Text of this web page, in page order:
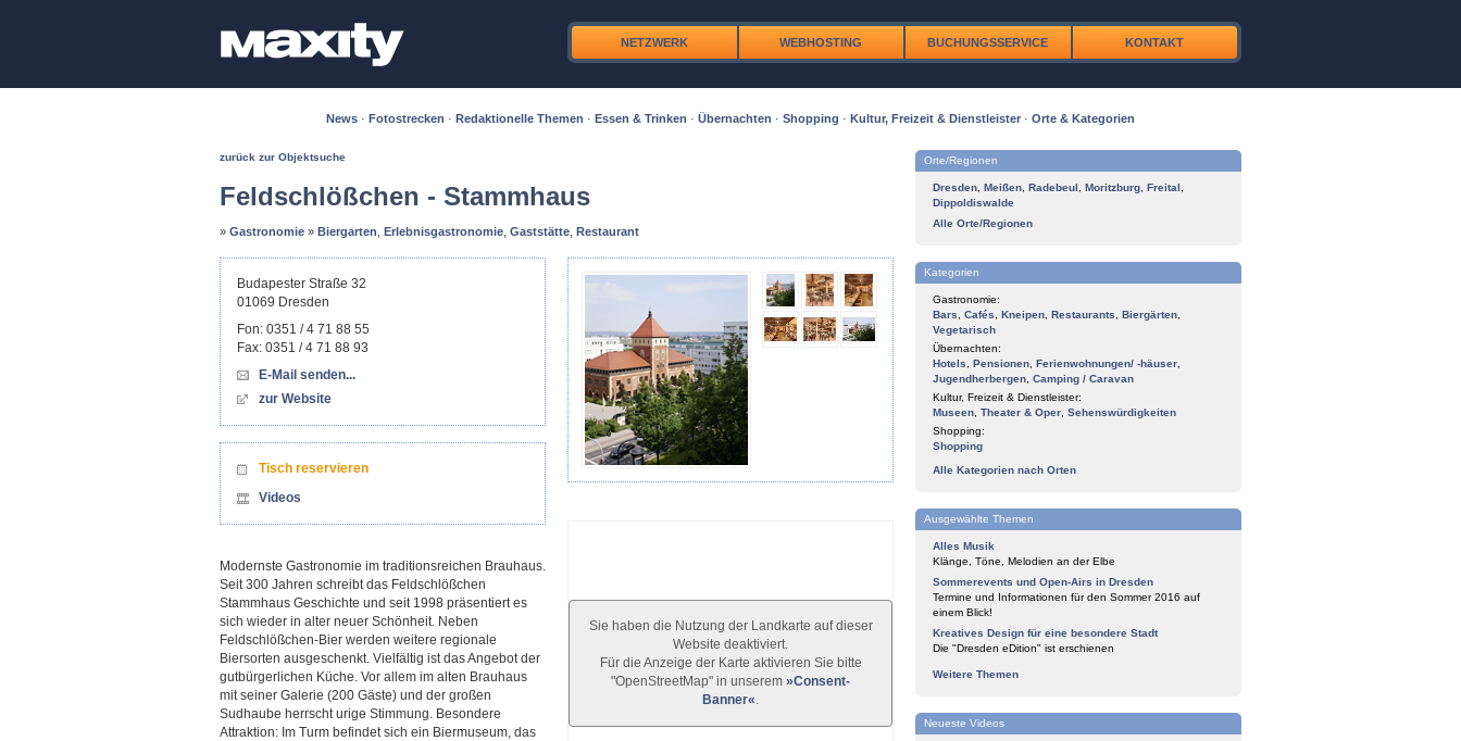
NETZWERK WEBHOSTING BUCHUNGSSERVICE KONTAKT
News · Fotostrecken · Redaktionelle Themen · Essen & Trinken · Übernachten · Shopping · Kultur, Freizeit & Dienstleister · Orte & Kategorien
zurück zur Objektsuche
Feldschlößchen - Stammhaus
» Gastronomie » Biergarten Erlebnisgastronomie Gaststätte Restaurant
Sie haben die Nutzung der Landkarte auf dieser
Website deaktiviert.
Für die Anzeige der Karte aktivieren Sie bitte
"OpenStreetMap" in unserem »Consent-
Banner«
Budapester Straße 32
01069 Dresden
Fon: 0351 / 4 71 88 55
Fax: 0351 / 4 71 88 93
E-Mail senden...
zur Website
Tisch reservieren
Videos
Modernste Gastronomie im traditionsreichen Brauhaus.
Seit 300 Jahren schreibt das Feldschlößchen
Stammhaus Geschichte und seit 1998 präsentiert es
sich wieder in alter neuer Schönheit. Neben
Feldschlößchen-Bier werden weitere regionale
Biersorten ausgeschenkt. Vielfältig ist das Angebot der
gutbürgerlichen Küche. Vor allem im alten Brauhaus
mit seiner Galerie (200 Gäste) und der großen
Sudhaube herrscht urige Stimmung. Besondere
Attraktion: Im Turm befindet sich ein Biermuseum, das
Orte/Regionen
Dresden Meißen Radebeul Moritzburg Freital
Dippoldiswalde
Alle Orte/Regionen
Kategorien
Gastronomie:
Bars
Cafés Kneipen Restaurants Biergärten
Vegetarisch
Übernachten:
Hotels
Pensionen Ferienwohnungen/ -häuser
Jugendherbergen Camping / Caravan
Kultur, Freizeit & Dienstleister:
Museen Theater & Oper Sehenswürdigkeiten
Shopping:
Shopping
Alle Kategorien nach Orten
Ausgewählte Themen
Alles Musik
Klänge, Töne, Melodien an der Elbe
Sommerevents und Open-Airs in Dresden
Termine und Informationen für den Sommer 2016 auf
einem Blick!
Kreatives Design für eine besondere Stadt
Die "Dresden eDition" ist erschienen
Weitere Themen
Neueste Videos